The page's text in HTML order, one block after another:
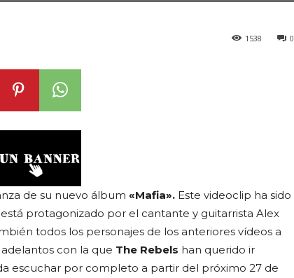
0
1538
de su nuevo álbum «Mafia». Este videoclip ha sido
protagonizado por el cantante y guitarrista Alex
todos los personajes de los anteriores vídeos a
con la que The Rebels han querido ir
escuchar por completo a partir del próximo 27 de